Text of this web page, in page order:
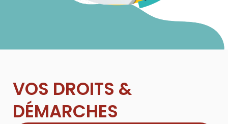
VOS DROITS &
DÉMARCHES